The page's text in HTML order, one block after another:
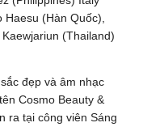
(Hàn Quốc),
(Thailand)
đẹp và âm nhạc
Cosmo Beauty &
ra tại công viên Sáng